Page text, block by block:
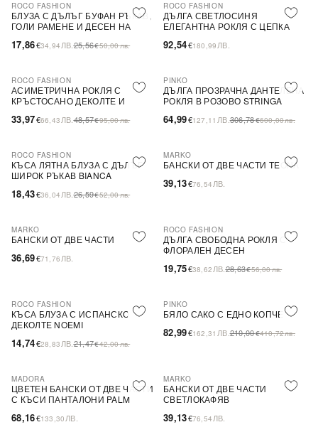
-30%
ROCO FASHION
БЛУЗА С ДЪЛЪГ БУФАН РЪКАВ,
ГОЛИ РАМЕНЕ И ДЕСЕН НА
17,86€34,94 ЛВ.25,56€50,00лв.
ROCO FASHION
ДЪЛГА СВЕТЛОСИНЯ
ЕЛЕГАНТНА РОКЛЯ С ЦЕПКА
92,54€180,99 ЛВ.
-30%
ROCO FASHION
АСИМЕТРИЧНА РОКЛЯ С
КРЪСТОСАНО ДЕКОЛТЕ И
33,97€66,43 ЛВ.48,57€95,00лв.
-79%
PINKO
ДЪЛГА ПРОЗРАЧНА ДАНТЕЛЕНА
РОКЛЯ В РОЗОВО STRINGA
64,99€127,11 ЛВ.306,78€600,00лв.
-31%
ROCO FASHION
КЪСА ЛЯТНА БЛУЗА С ДЪЛЪГ
ШИРОК РЪКАВ BIANCA
18,43€36,04 ЛВ.26,59€52,00лв.
MARKO
БАНСКИ ОТ ДВЕ ЧАСТИ TEONA
39,13€76,54 ЛВ.
MARKO
БАНСКИ ОТ ДВЕ ЧАСТИ
36,69€71,76 ЛВ.
-31%
ROCO FASHION
ДЪЛГА СВОБОДНА РОКЛЯ С
ФЛОРАЛЕН ДЕСЕН
19,75€38,62 ЛВ.28,63€56,00лв.
-31%
ROCO FASHION
КЪСА БЛУЗА С ИСПАНСКО
ДЕКОЛТЕ NOEMI
14,74€28,83 ЛВ.21,47€42,00лв.
-60%
PINKO
БЯЛО САКО С ЕДНО КОПЧЕ
82,99€162,31 ЛВ.210,00€410,72лв.
MADORA
ЦВЕТЕН БАНСКИ ОТ ДВЕ ЧАСТИ
С КЪСИ ПАНТАЛОНИ PALM
68,16€133,30 ЛВ.
MARKO
БАНСКИ ОТ ДВЕ ЧАСТИ
СВЕТЛОКАФЯВ
39,13€76,54 ЛВ.